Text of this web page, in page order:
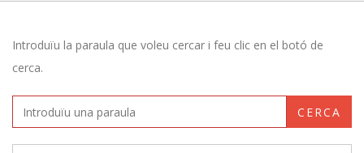
Introduïu la paraula que voleu cercar i feu clic en el botó de
cerca.
CERCA